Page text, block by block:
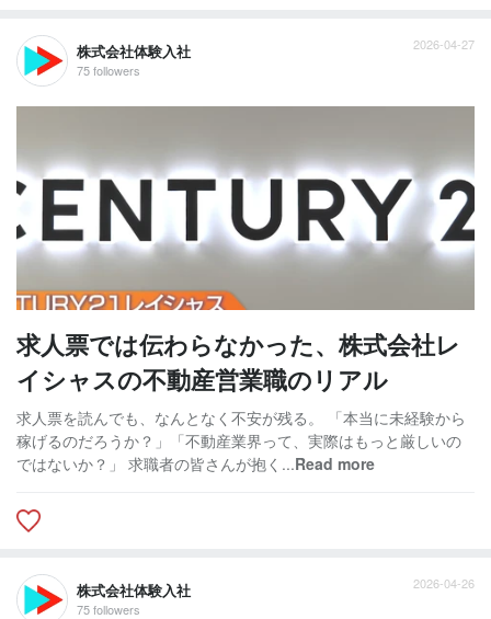
株式会社体験入社
75 followers
2026-04-27
求人票では伝わらなかった、株式会社レ
イシャスの不動産営業職のリアル
求人票を読んでも、なんとなく不安が残る。 「本当に未経験から
稼げるのだろうか？」「不動産業界って、実際はもっと厳しいの
ではないか？」 求職者の皆さんが抱く...Read more
株式会社体験入社
75 followers
2026-04-26